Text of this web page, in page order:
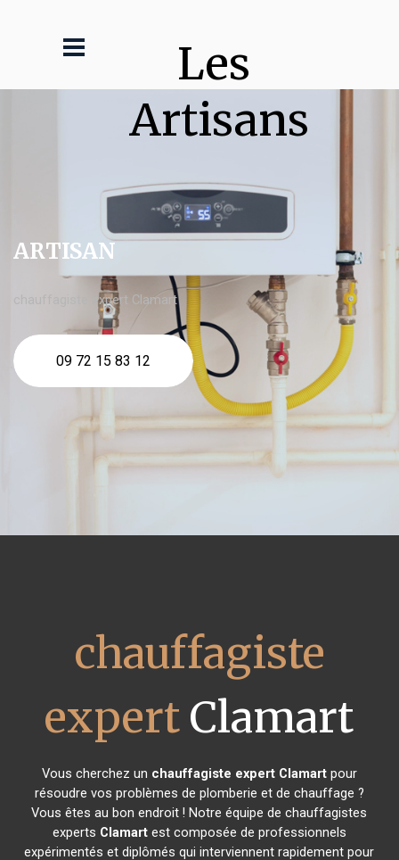
Les
Artisans
ARTISAN
chauffagiste expert Clamart
09 72 15 83 12
chauffagiste
expert Clamart
Vous cherchez un chauffagiste expert Clamartpour
résoudre vos problèmes de plomberie et de chauffage ?
Vous êtes au bon endroit ! Notre équipe de chauffagistes
experts Clamartest composée de professionnels
expérimentés et diplômés qui interviennent rapidement pour